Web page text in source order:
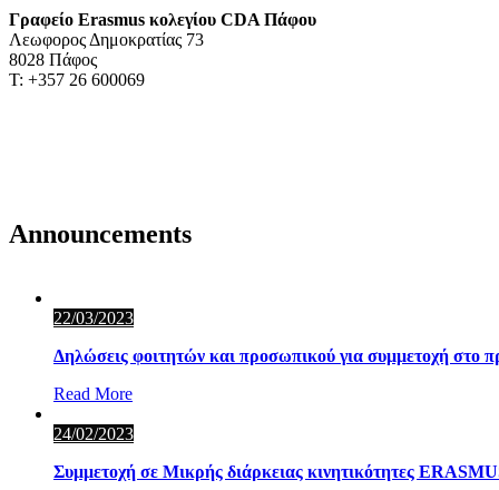
Γραφείο Erasmus κολεγίου CDA Πάφου
Λεωφορος Δημοκρατίας 73
8028 Πάφος
Τ: +357 26 600069
Announcements
22/03/2023
Δηλώσεις φοιτητών και προσωπικού για συμμετοχή
Read More
24/02/2023
Συμμετοχή σε Μικρής διάρκειας κινητικότητες